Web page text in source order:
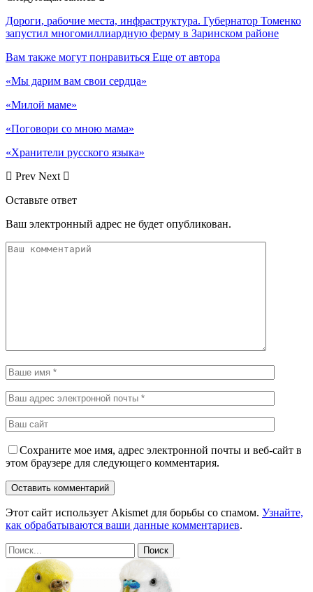
Дороги, рабочие места, инфраструктура. Губернатор Томенко
запустил многомиллиардную ферму в Заринском районе
Вам также могут понравиться Еще от автора
«Мы дарим вам свои сердца»
«Милой маме»
«Поговори со мною мама»
«Хранители русского языка»
Prev Next
Оставьте ответ
Ваш электронный адрес не будет опубликован.
Сохраните мое имя, адрес электронной почты и веб-сайт в
этом браузере для следующего комментария.
Этот сайт использует Akismet для борьбы со спамом. Узнайте,
как обрабатываются ваши данные комментариев.